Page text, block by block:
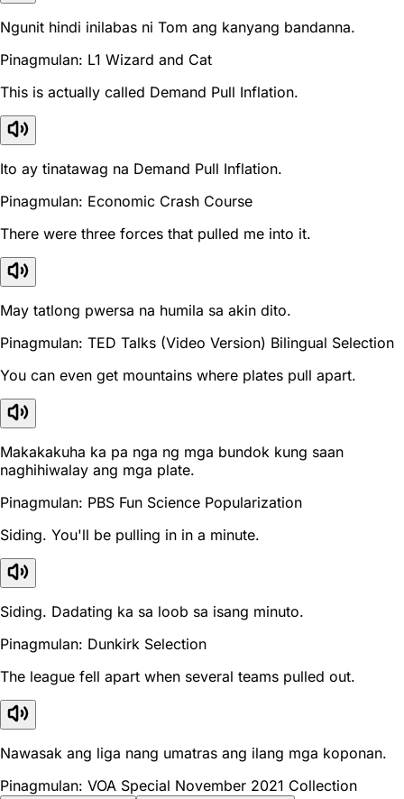
Ngunit hindi inilabas ni Tom ang kanyang bandanna.
Pinagmulan: L1 Wizard and Cat
This is actually called Demand Pull Inflation.
Ito ay tinatawag na Demand Pull Inflation.
Pinagmulan: Economic Crash Course
There were three forces that pulled me into it.
May tatlong pwersa na humila sa akin dito.
Pinagmulan: TED Talks (Video Version) Bilingual Selection
You can even get mountains where plates pull apart.
Makakakuha ka pa nga ng mga bundok kung saan
naghihiwalay ang mga plate.
Pinagmulan: PBS Fun Science Popularization
Siding. You'll be pulling in in a minute.
Siding. Dadating ka sa loob sa isang minuto.
Pinagmulan: Dunkirk Selection
The league fell apart when several teams pulled out.
Nawasak ang liga nang umatras ang ilang mga koponan.
Pinagmulan: VOA Special November 2021 Collection